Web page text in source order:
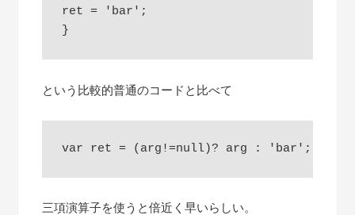
ret = 'bar';
という比較的普通のコードと比べて
三項演算子を使うと倍近く早いらしい。